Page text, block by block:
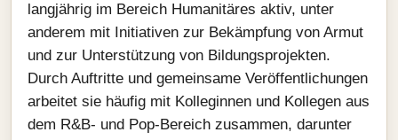
langjährig im Bereich Humanitäres aktiv, unter
anderem mit Initiativen zur Bekämpfung von Armut
und zur Unterstützung von Bildungsprojekten.
Durch Auftritte und gemeinsame Veröffentlichungen
arbeitet sie häufig mit Kolleginnen und Kollegen aus
dem R&B- und Pop‑Bereich zusammen, darunter